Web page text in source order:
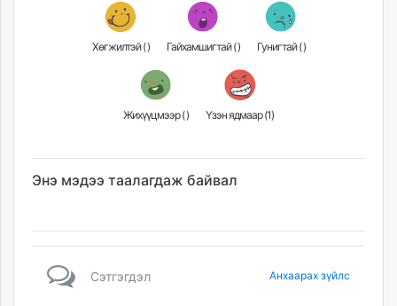
tac.mn
Хөгжилтэй () Гайхамшигтай () Гунигтай ()
Жихүүцмээр () Үзэн ядмаар (1)
Энэ мэдээ таалагдаж байвал
Сэтгэгдэл Анхаарах зүйлс